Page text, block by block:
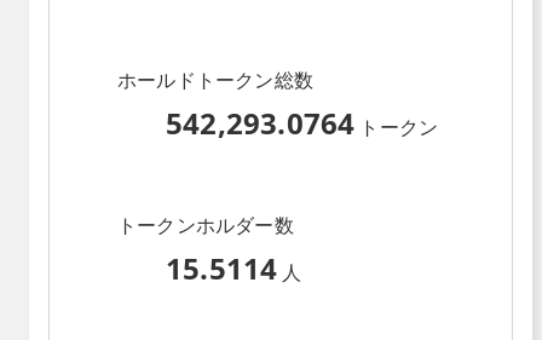
ホールドトークン総数
542,293.0764 トークン
トークンホルダー数
15.5114 人